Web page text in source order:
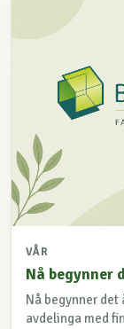
VÅR
Nå begynner
Nå begynner det
avdelinga med